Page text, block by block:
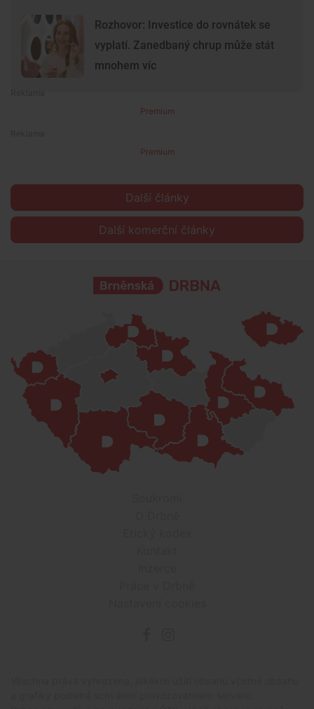
Rozhovor: Investice do rovnátek se
vyplatí. Zanedbaný chrup může stát
mnohem víc
Premium
Premium
Další články
Další komerční články